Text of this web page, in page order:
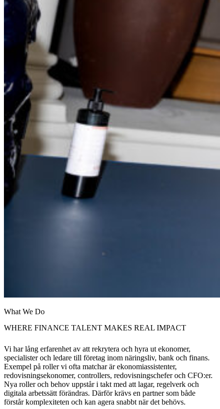
What We Do
WHERE FINANCE TALENT MAKES REAL IMPACT
Vi har lång erfarenhet av att rekrytera och hyra ut ekonomer,
specialister och ledare till företag inom näringsliv, bank och finans.
Exempel på roller vi ofta matchar är ekonomiassistenter,
redovisningsekonomer, controllers, redovisningschefer och CFO:er.
Nya roller och behov uppstår i takt med att lagar, regelverk och
digitala arbetssätt förändras. Därför krävs en partner som både
förstår komplexiteten och kan agera snabbt när det behövs.